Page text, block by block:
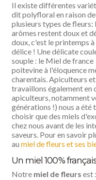
Il existe différentes
dit polyfloral en raison
plusieurs types de fleurs:
arômes restent doux et
doux, c'est le printemps
délice ! Une délicate
souple : le Miel de
poitevine à l'éloquence
charentais. Apiculteurs
travaillons également en
apiculteurs, notamment
générations !) nous a été
choisir que des miels
chez nous avant de les
saveurs. Pour en savoir
au miel de fleurs et ses
Un miel 100 %
Notre miel de fleurs est :